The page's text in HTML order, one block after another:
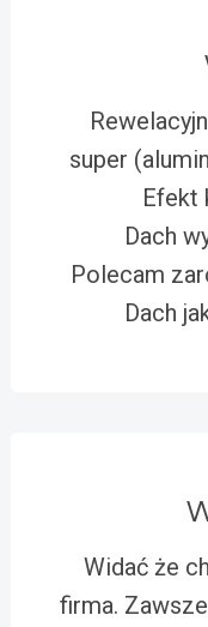
super
Efekt
Dach
Polecam
Dach
Widać że
firma.